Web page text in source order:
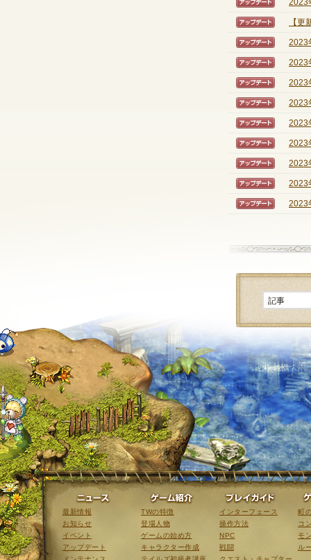
【ア
2023
【ア
【
【ア
2023
【ア
2023
【ア
2023
【ア
2023
【ア
2023
【ア
2023
【ア
2023
【ア
2023
【ア
2023
ニュース
最新情報
お知らせ
イベント
アップデート
ゲーム紹介
TWの特徴
登場人物
ゲームの始め方
キャラクター作成
インターフェース
操作方法
NPC
戦闘
町
コ
モ
ル